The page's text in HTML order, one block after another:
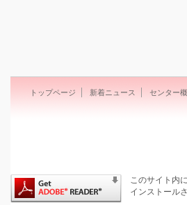
トップページ 新着ニュース センター
このサイト内
インストール